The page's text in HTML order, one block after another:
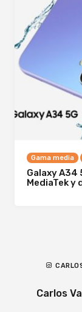
Gama media
Galaxy A34
MediaTek y
Carlos